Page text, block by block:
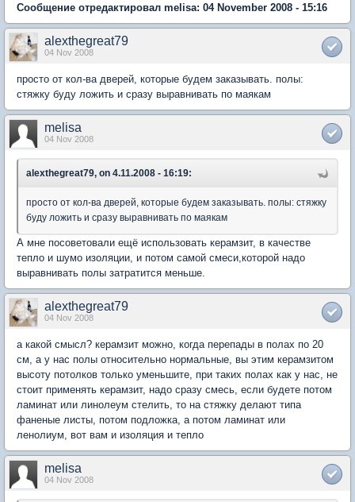
Сообщение отредактировал melisa: 04 November 2008 - 15:16
alexthegreat79
04 Nov 2008
просто от кол-ва дверей, которые будем заказывать. полы:
стяжку буду ложить и сразу выравнивать по маякам
melisa
04 Nov 2008
alexthegreat79, on 4.11.2008 - 16:19:
просто от кол-ва дверей, которые будем заказывать. полы: стяжку
буду ложить и сразу выравнивать по маякам
А мне посоветовали ещё использовать керамзит, в качестве
тепло и шумо изоляции, и потом самой смеси,которой надо
выравнивать полы затратится меньше.
alexthegreat79
04 Nov 2008
а какой смысл? керамзит можно, когда перепады в полах по 20
см, а у нас полы относительно нормальные, вы этим керамзитом
высоту потолков только уменьшите, при таких полах как у нас, не
стоит применять керамзит, надо сразу смесь, если будете потом
ламинат или линолеум стелить, то на стяжку делают типа
фаненые листы, потом подложка, а потом ламинат или
ленолиум, вот вам и изоляция и тепло
melisa
04 Nov 2008